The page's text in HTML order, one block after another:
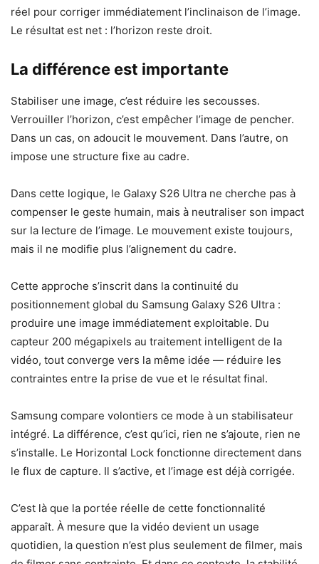
réel pour corriger immédiatement l’inclinaison de l’image.
Le résultat est net : l’horizon reste droit.
La différence est importante
Stabiliser une image, c’est réduire les secousses.
Verrouiller l’horizon, c’est empêcher l’image de pencher.
Dans un cas, on adoucit le mouvement. Dans l’autre, on
impose une structure fixe au cadre.
Dans cette logique, le Galaxy S26 Ultra ne cherche pas à
compenser le geste humain, mais à neutraliser son impact
sur la lecture de l’image. Le mouvement existe toujours,
mais il ne modifie plus l’alignement du cadre.
Cette approche s’inscrit dans la continuité du
positionnement global du Samsung Galaxy S26 Ultra :
produire une image immédiatement exploitable. Du
capteur 200 mégapixels au traitement intelligent de la
vidéo, tout converge vers la même idée — réduire les
contraintes entre la prise de vue et le résultat final.
Samsung compare volontiers ce mode à un stabilisateur
intégré. La différence, c’est qu’ici, rien ne s’ajoute, rien ne
s’installe. Le Horizontal Lock fonctionne directement dans
le flux de capture. Il s’active, et l’image est déjà corrigée.
C’est là que la portée réelle de cette fonctionnalité
apparaît. À mesure que la vidéo devient un usage
quotidien, la question n’est plus seulement de filmer, mais